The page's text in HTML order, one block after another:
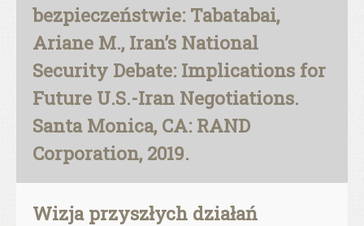
bezpieczeństwie: Tabatabai,
Ariane M., Iran’s National
Security Debate: Implications for
Future U.S.-Iran Negotiations.
Santa Monica, CA: RAND
Corporation, 2019.
Wizja przyszłych działań